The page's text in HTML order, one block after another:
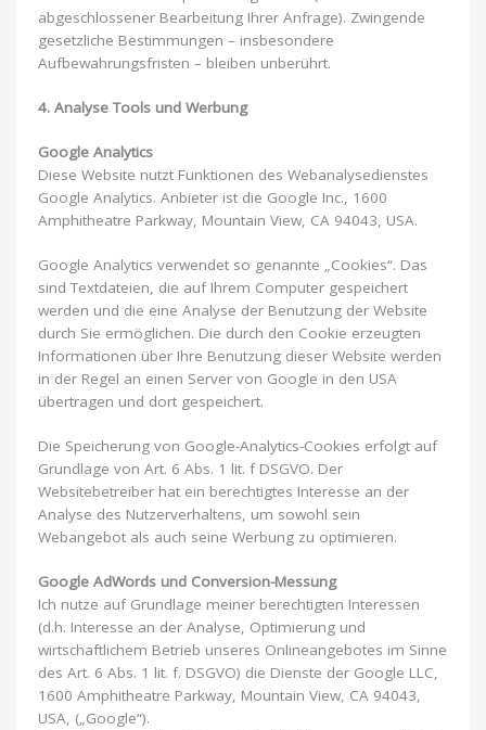
abgeschlossener Bearbeitung Ihrer Anfrage). Zwingende
gesetzliche Bestimmungen – insbesondere
Aufbewahrungsfristen – bleiben unberührt.
4. Analyse Tools und Werbung
Google Analytics
Diese Website nutzt Funktionen des Webanalysedienstes
Google Analytics. Anbieter ist die Google Inc., 1600
Amphitheatre Parkway, Mountain View, CA 94043, USA.
Google Analytics verwendet so genannte „Cookies“. Das
sind Textdateien, die auf Ihrem Computer gespeichert
werden und die eine Analyse der Benutzung der Website
durch Sie ermöglichen. Die durch den Cookie erzeugten
Informationen über Ihre Benutzung dieser Website werden
in der Regel an einen Server von Google in den USA
übertragen und dort gespeichert.
Die Speicherung von Google-Analytics-Cookies erfolgt auf
Grundlage von Art. 6 Abs. 1 lit. f DSGVO. Der
Websitebetreiber hat ein berechtigtes Interesse an der
Analyse des Nutzerverhaltens, um sowohl sein
Webangebot als auch seine Werbung zu optimieren.
Google AdWords und Conversion-Messung
Ich nutze auf Grundlage meiner berechtigten Interessen
(d.h. Interesse an der Analyse, Optimierung und
wirtschaftlichem Betrieb unseres Onlineangebotes im Sinne
des Art. 6 Abs. 1 lit. f. DSGVO) die Dienste der Google LLC,
1600 Amphitheatre Parkway, Mountain View, CA 94043,
USA, („Google“).